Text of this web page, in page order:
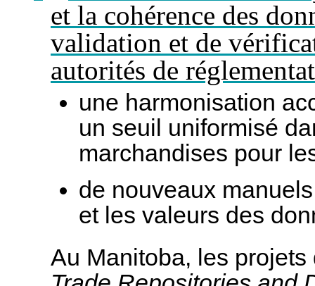
et la cohérence des
validation et de
autorités de
une harmonisation
un seuil uniformisé
marchandises pour
de nouveaux
et les valeurs des
Au Manitoba, les